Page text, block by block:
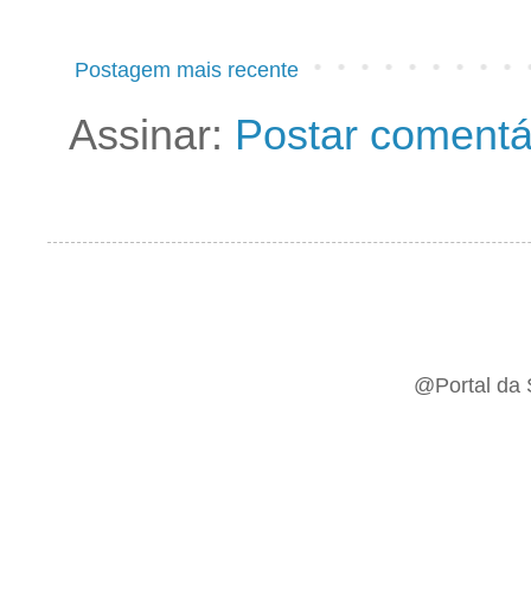
Postagem mais recente
Assinar: Postar
@Portal da